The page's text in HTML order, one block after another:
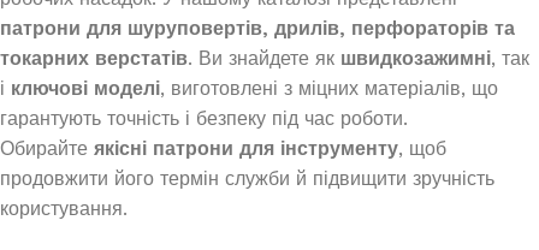
патрони для шуруповертів, дрилів, перфораторів та
токарних верстатів. Ви знайдете як швидкозажимні, так
і ключові моделі, виготовлені з міцних матеріалів, що
гарантують точність і безпеку під час роботи.
Обирайте якісні патрони для інструменту, щоб
продовжити його термін служби й підвищити зручність
користування.